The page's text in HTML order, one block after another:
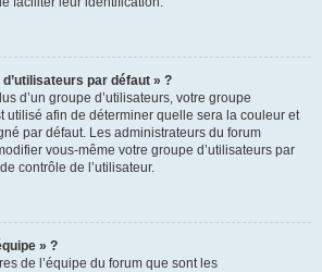
d’utilisateurs par défaut » ?
d’un groupe d’utilisateurs, votre groupe
utilisé afin de déterminer quelle sera la couleur et
par défaut. Les administrateurs du forum
vous-même votre groupe d’utilisateurs par
contrôle de l’utilisateur.
» ?
de l’équipe du forum que sont les